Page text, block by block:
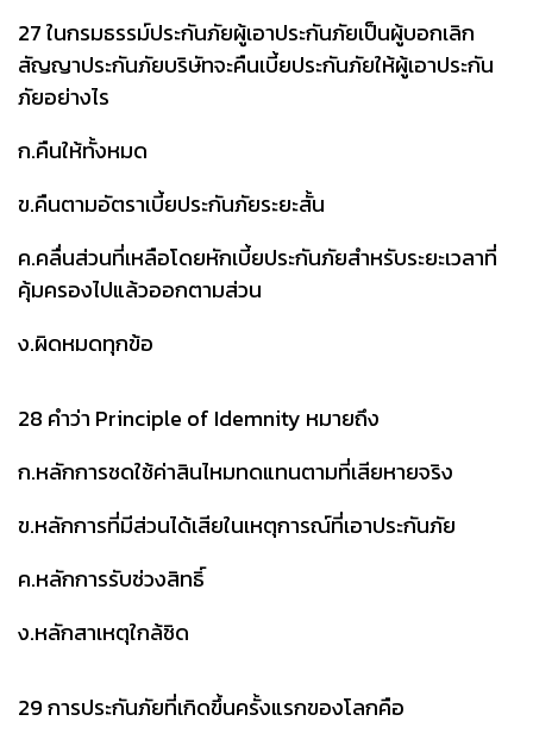
27 ในกรมธรรม์ประกันภัยผู้เอาประกันภัยเป็นผู้บอกเลิก
สัญญาประกันภัยบริษัทจะคืนเบี้ยประกันภัยให้ผู้เอาประกัน
ภัยอย่างไร
ก.คืนให้ทั้งหมด
ข.คืนตามอัตราเบี้ยประกันภัยระยะสั้น
ค.คลื่นส่วนที่เหลือโดยหักเบี้ยประกันภัยสำหรับระยะเวลาที่
คุ้มครองไปแล้วออกตามส่วน
ง.ผิดหมดทุกข้อ
28 คำว่า Principle of Idemnity หมายถึง
ก.หลักการชดใช้ค่าสินไหมทดแทนตามที่เสียหายจริง
ข.หลักการที่มีส่วนได้เสียในเหตุการณ์ที่เอาประกันภัย
ค.หลักการรับช่วงสิทธิ์
ง.หลักสาเหตุใกล้ชิด
29 การประกันภัยที่เกิดขึ้นครั้งแรกของโลกคือ